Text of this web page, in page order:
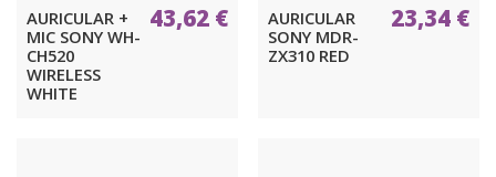
AURICULAR +
MIC SONY WH-
CH520
WIRELESS
WHITE
43,62 €
AURICULAR
SONY MDR-
ZX310 RED
23,34 €